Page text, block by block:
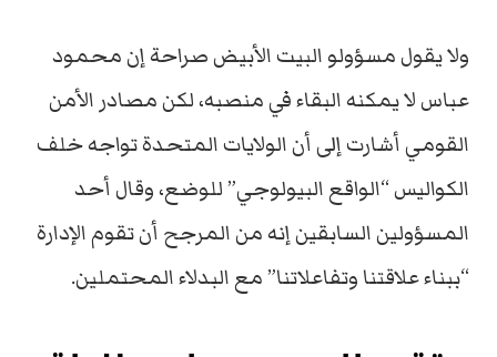
ولا يقول مسؤولو البيت الأبيض صراحة إن محمود
عباس لا يمكنه البقاء في منصبه، لكن مصادر الأمن
القومي أشارت إلى أن الولايات المتحدة تواجه خلف
الكواليس “الواقع البيولوجي” للوضع، وقال أحد
المسؤولين السابقين إنه من المرجح أن تقوم الإدارة
“ببناء علاقتنا وتفاعلاتنا” مع البدلاء المحتملين.